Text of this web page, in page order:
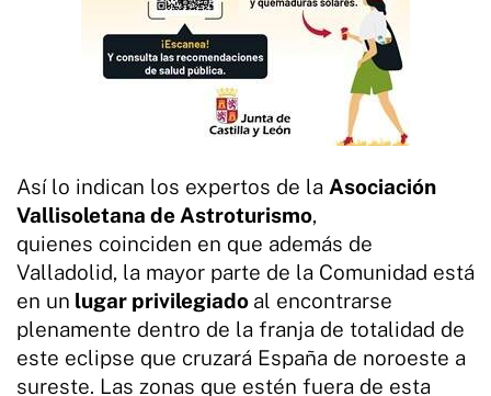
Así lo indican los expertos de la Asociación
Vallisoletana de Astroturismo,
quienes coinciden en que además de
Valladolid, la mayor parte de la Comunidad está
en un lugar privilegiado al encontrarse
plenamente dentro de la franja de totalidad de
este eclipse que cruzará España de noroeste a
sureste. Las zonas que estén fuera de esta